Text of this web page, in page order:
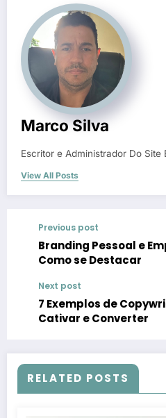
Marco Silva
Escritor e Administrador Do Site
View All Posts
Previous post
Branding Pessoal e
Como se Destacar
Next post
7 Exemplos de
Cativar e Converter
RELATED POSTS